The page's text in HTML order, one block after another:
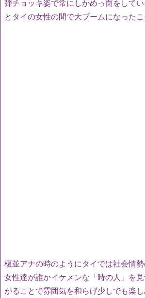
弾チョッキ姿で常にしかめっ面をして
とタイの女性の間で大ブームになったこ
榎並アナの時のようにタイでは社会情
女性達が誰かイケメンな「時の人」を
がることで雰囲気を和らげ少しでも楽